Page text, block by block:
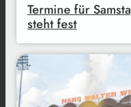
Termine für
steht fest